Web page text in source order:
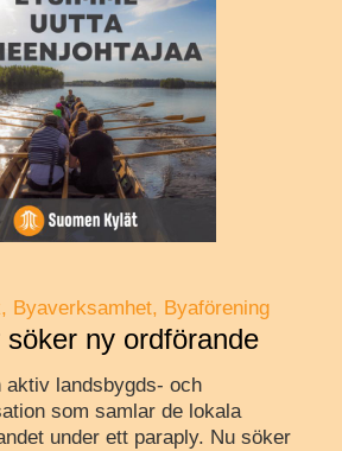
Byaverksamhet Byaförening
ny ordförande
aktiv landsbygds- och
som samlar de lokala
under ett paraply. Nu söker